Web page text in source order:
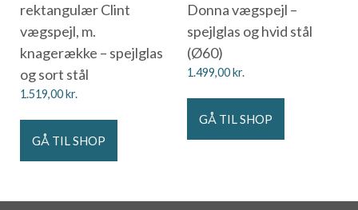
rektangulær Clint
vægspejl, m.
knagerække – spejlglas
og sort stål
1.519,00kr.
GÅ TIL SHOP
Donna vægspejl –
spejlglas og hvid stål
(Ø60)
1.499,00kr.
GÅ TIL SHOP